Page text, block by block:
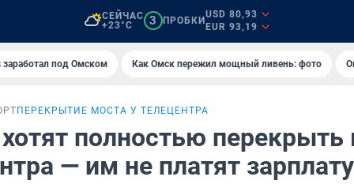
СЕЙЧАС
+23°C
3 ПРОБКИ
USD 80,93
EUR 93,19
заработал под Омском Как Омск пережил мощный ливень: фото
ПЕРЕКРЫТИЕ МОСТА У ТЕЛЕЦЕНТРА
полностью перекрыть
— им не платят зарплату